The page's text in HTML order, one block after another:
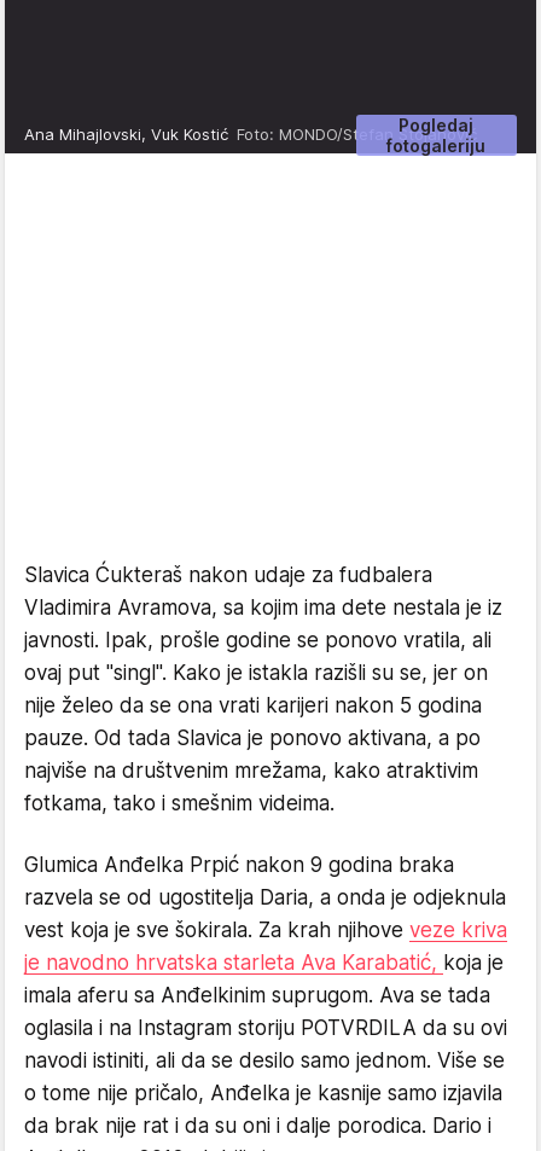
Pogledaj
fotogaleriju
Ana Mihajlovski, Vuk Kostić Foto: MONDO/Stefan Stojanović
Slavica Ćukteraš nakon udaje za fudbalera
Vladimira Avramova, sa kojim ima dete nestala je iz
javnosti. Ipak, prošle godine se ponovo vratila, ali
ovaj put "singl". Kako je istakla razišli su se, jer on
nije želeo da se ona vrati karijeri nakon 5 godina
pauze. Od tada Slavica je ponovo aktivana, a po
najviše na društvenim mrežama, kako atraktivim
fotkama, tako i smešnim videima.
Glumica Anđelka Prpić nakon 9 godina braka
razvela se od ugostitelja Daria, a onda je odjeknula
vest koja je sve šokirala. Za krah njihove veze kriva
je navodno hrvatska starleta Ava Karabatić, koja je
imala aferu sa Anđelkinim suprugom. Ava se tada
oglasila i na Instagram storiju POTVRDILA da su ovi
navodi istiniti, ali da se desilo samo jednom. Više se
o tome nije pričalo, Anđelka je kasnije samo izjavila
da brak nije rat i da su oni i dalje porodica. Dario i